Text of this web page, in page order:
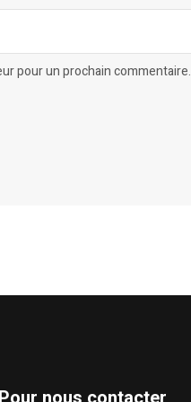
pour un prochain commentaire.